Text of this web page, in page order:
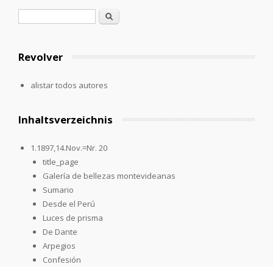
Formulario de búsqueda
Buscar
Revolver
alistar todos autores
Inhaltsverzeichnis
1.1897,14.Nov.=Nr. 20
title_page
Galería de bellezas montevideanas
Sumario
Desde el Perú
Luces de prisma
De Dante
Arpegios
Confesión